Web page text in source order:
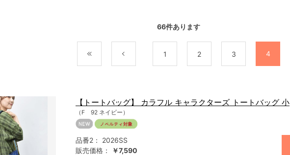
66件あります
1 2 3 4
【トートバッグ】 カラフル キャラクターズ トートバッグ 小
（F 92 ネイビー）
品番2：
2026SS
販売価格：
￥7,590